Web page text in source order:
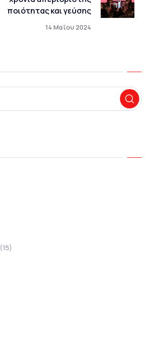
ποιότητας και γεύσης
14 Μαΐου 2024
(15)